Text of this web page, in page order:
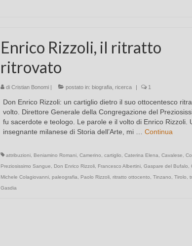
Enrico Rizzoli, il ritratto
ritrovato
di Cristian Bonomi| postato in: biografia, ricerca | 1
Don Enrico Rizzoli: un cartiglio dietro il suo ottocentesco
volto. Direttore Generale della Congregazione del
fu sacerdote e teologo. Le parole e il volto di Enrico Rizzoli.
insegnante milanese di Storia dell’Arte, mi … Continua
attribuzioni, Beniamino Romani, Camerino cartiglio Caterina Elena Cavalese
Preziosissimo Sangue
Don Enrico Rizzoli, Francesco Albertini, Gaspare del Bufalo
Michele Colagiovanni, paleografia Paolo Rizzoli, ritratto ottocento Tinzano Tirolo
Gasdia